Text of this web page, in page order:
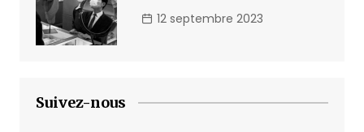
12 septembre 2023
Suivez-nous